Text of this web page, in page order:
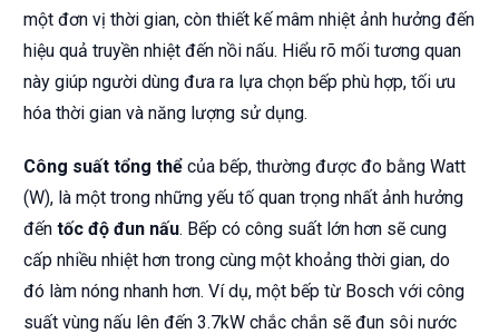
một đơn vị thời gian, còn thiết kế mâm nhiệt ảnh hưởng đến
hiệu quả truyền nhiệt đến nồi nấu. Hiểu rõ mối tương quan
này giúp người dùng đưa ra lựa chọn bếp phù hợp, tối ưu
hóa thời gian và năng lượng sử dụng.
Công suất tổng thể của bếp, thường được đo bằng Watt
(W), là một trong những yếu tố quan trọng nhất ảnh hưởng
đến tốc độ đun nấu. Bếp có công suất lớn hơn sẽ cung
cấp nhiều nhiệt hơn trong cùng một khoảng thời gian, do
đó làm nóng nhanh hơn. Ví dụ, một bếp từ Bosch với công
suất vùng nấu lên đến 3.7kW chắc chắn sẽ đun sôi nước